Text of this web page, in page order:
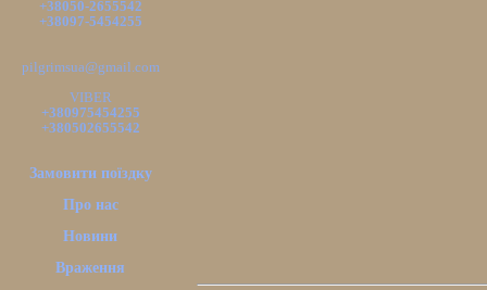
+38050-2655542
+38097-5454255
pilgrimsua@gmail.com
VIBER
+380975454255
+380502655542
Замовити поїздку
Про нас
Новини
Враження